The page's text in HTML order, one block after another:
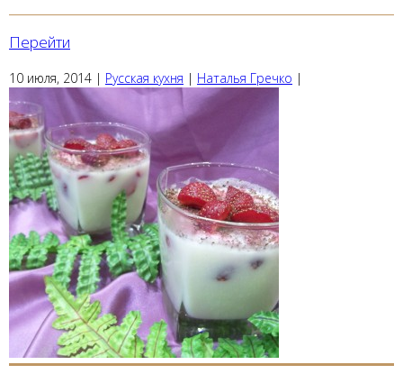
Перейти
10 июля, 2014 | Русская кухня | Наталья Гречко |